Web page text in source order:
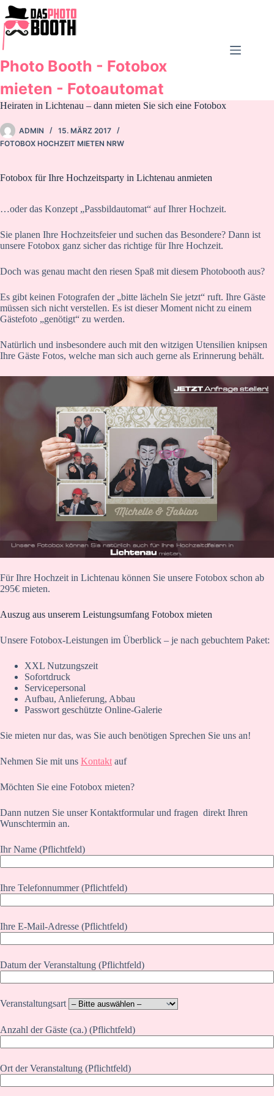
Zum
Inhalt
springen
Photo Booth - Fotobox
mieten - Fotoautomat
Heiraten in Lichtenau – dann mieten Sie sich eine Fotobox
ADMIN
15. MÄRZ 2017
FOTOBOX HOCHZEIT MIETEN NRW
Fotobox für Ihre Hochzeitsparty in Lichtenau anmieten
…oder das Konzept „Passbildautomat“ auf Ihrer Hochzeit.
Sie planen Ihre Hochzeitsfeier und suchen das Besondere? Dann ist
unsere Fotobox ganz sicher das richtige für Ihre Hochzeit.
Doch was genau macht den riesen Spaß mit diesem Photobooth aus?
Es gibt keinen Fotografen der „bitte lächeln Sie jetzt“ ruft. Ihre Gäste
müssen sich nicht verstellen. Es ist dieser Moment nicht zu einem
Gästefoto „genötigt“ zu werden.
Natürlich und insbesondere auch mit den witzigen Utensilien knipsen
Ihre Gäste Fotos, welche man sich auch gerne als Erinnerung behält.
Für Ihre Hochzeit in Lichtenau können Sie unsere Fotobox schon ab
295€ mieten.
Auszug aus unserem Leistungsumfang Fotobox mieten
Unsere Fotobox-Leistungen im Überblick – je nach gebuchtem Paket:
XXL Nutzungszeit
Sofortdruck
Servicepersonal
Aufbau, Anlieferung, Abbau
Passwort geschützte Online-Galerie
Sie mieten nur das, was Sie auch benötigen Sprechen Sie uns an!
Nehmen Sie mit uns Kontakt auf
Möchten Sie eine Fotobox mieten?
Dann nutzen Sie unser Kontaktformular und fragen direkt Ihren
Wunschtermin an.
Ihr Name (Pflichtfeld)
Ihre Telefonnummer (Pflichtfeld)
Ihre E-Mail-Adresse (Pflichtfeld)
Datum der Veranstaltung (Pflichtfeld)
Veranstaltungsart
Anzahl der Gäste (ca.) (Pflichtfeld)
Ort der Veranstaltung (Pflichtfeld)